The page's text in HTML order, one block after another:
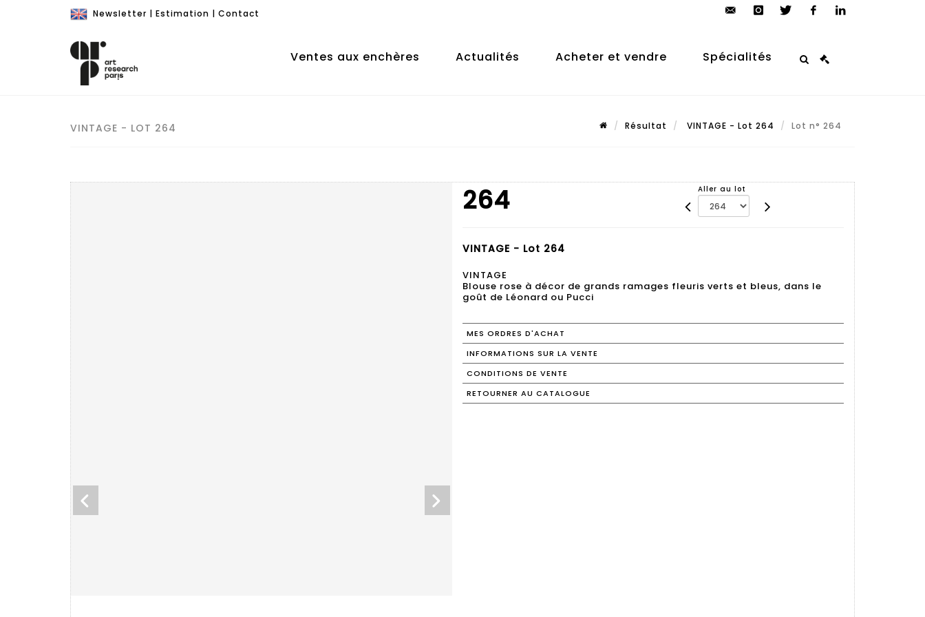
Newsletter | Estimation | Contact
auction.com
Ventes aux enchères Actualités Acheter et vendre Spécialités
VINTAGE - LOT 264 Résultat VINTAGE - Lot 264 Lot n° 264
264 Aller au lot
VINTAGE - Lot 264
VINTAGE
Blouse rose à décor de grands ramages fleuris verts et bleus, dans le
goût de Léonard ou Pucci
MES ORDRES D'ACHAT
INFORMATIONS SUR LA VENTE
CONDITIONS DE VENTE
RETOURNER AU CATALOGUE